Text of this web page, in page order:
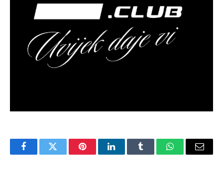
FacebookTwitter PinterestLinkedInTumblr WhatsAppEmail